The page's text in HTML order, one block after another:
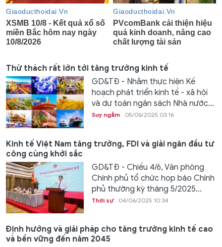
Thử thách rất lớn tới tăng trưởng kinh tế
GD&TĐ - Nhằm thực hiện Kế
hoạch phát triển kinh tế - xã hội
và dự toán ngân sách Nhà nước...
Suy ngẫm 05/06/2025 03:16
Kinh tế Việt Nam tăng trưởng, FDI và giải ngân đầu tư
công cùng khởi sắc
GD&TĐ - Chiều 4/6, Văn phòng
Chính phủ tổ chức họp báo Chính
phủ thường kỳ tháng 5/2025...
Thời sự 04/06/2025 10:34
Định hướng và giải pháp cho tăng trưởng kinh tế cao
và bền vững đến năm 2045